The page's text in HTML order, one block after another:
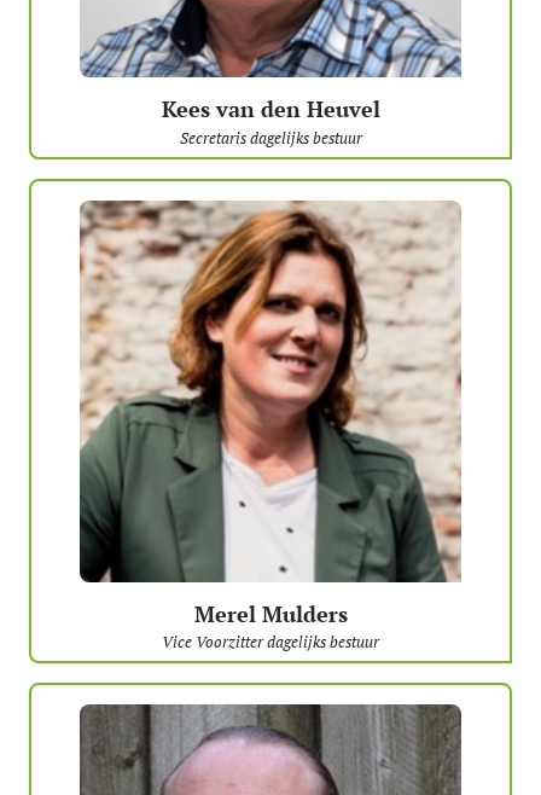
Kees van den Heuvel
Secretaris dagelijks bestuur
Merel Mulders
Vice Voorzitter dagelijks bestuur